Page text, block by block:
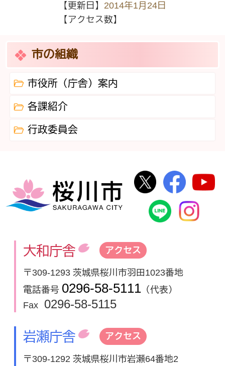
【更新日】 2014年1月24日
【アクセス数】
市の組織
市役所（庁舎）案内
各課紹介
行政委員会
桜川市
桜川市公式
桜川
桜川市公
大和庁舎 アクセス
〒309-1293 茨城県桜川市羽田1023番地
電話番号 0296-58-5111 （代表）
Fax
0296-58-5115
岩瀬庁舎 アクセス
〒309-1292 茨城県桜川市岩瀬64番地2